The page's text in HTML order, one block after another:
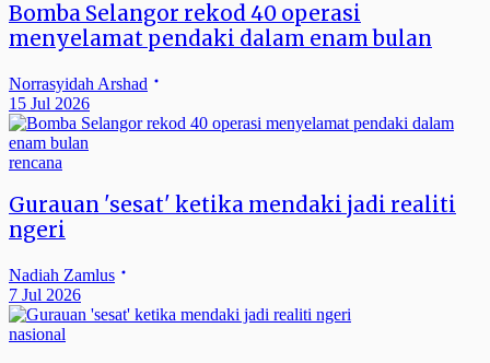
Bomba Selangor rekod 40 operasi
menyelamat pendaki dalam enam bulan
Norrasyidah Arshad
15 Jul 2026
rencana
Gurauan 'sesat' ketika mendaki jadi realiti
ngeri
Nadiah Zamlus
7 Jul 2026
nasional